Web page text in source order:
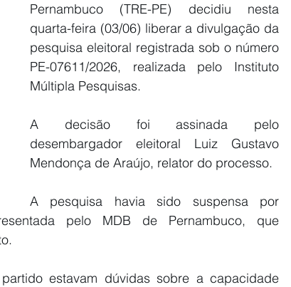
Pernambuco (TRE-PE) decidiu nesta
quarta-feira (03/06) liberar a divulgação da
pesquisa eleitoral registrada sob o número
PE-07611/2026, realizada pelo Instituto
Múltipla Pesquisas.
A decisão foi assinada pelo
desembargador eleitoral Luiz Gustavo
Mendonça de Araújo, relator do processo.
A pesquisa havia sido suspensa por
pelo MDB de Pernambuco, que
estavam dúvidas sobre a capacidade